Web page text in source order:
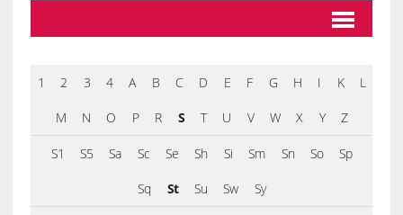
1 2 3 4 A B C D E F G H I K L
M N O P R S T U V W X Y Z
S1 S5 Sa Sc Se Sh Si Sm Sn So Sp
Sq St Su Sw Sy